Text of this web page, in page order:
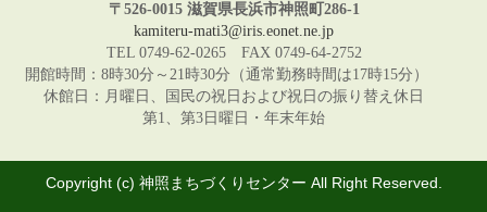
〒526-0015 滋賀県長浜市神照町286-1
kamiteru-mati3@iris.eonet.ne.jp
TEL 0749-62-0265 FAX 0749-64-2752
開館時間：8時30分～21時30分（通常勤務時間は17時15分）
休館日：月曜日、国民の祝日および祝日の振り替え休日
第1、第3日曜日・年末年始
Copyright (c) 神照まちづくりセンター All Right Reserved.